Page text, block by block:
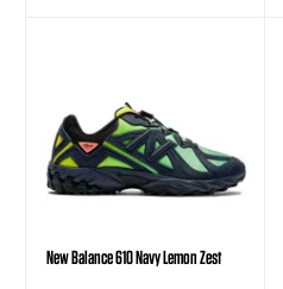
New Balance 610 Navy Lemon Zest